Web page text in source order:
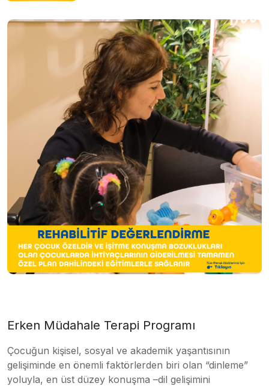
Erken Müdahale Terapi Programı
Çocuğun kişisel, sosyal ve akademik yaşantısının
gelişiminde en önemli faktörlerden biri olan “dinleme”
yoluyla, en üst düzey konuşma –dil gelişimini